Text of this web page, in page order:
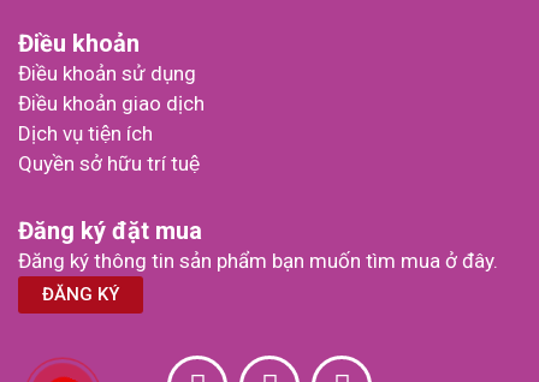
Điều khoản
Điều khoản sử dụng
Điều khoản giao dịch
Dịch vụ tiện ích
Quyền sở hữu trí tuệ
Đăng ký đặt mua
Đăng ký thông tin sản phẩm bạn muốn tìm mua ở đây.
ĐĂNG KÝ